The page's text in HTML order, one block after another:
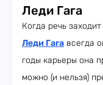
Леди Гага
Когда речь
Леди Гага всегда
годы карьеры она
можно (и нельзя)